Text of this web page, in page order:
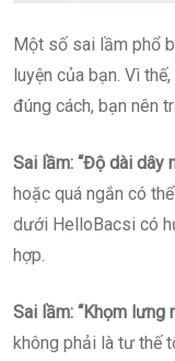
Một số sai lầm phổ
luyện của bạn. Vì
đúng cách, bạn nên
Sai lầm: “Độ dài dây
hoặc quá ngắn có
dưới HelloBacsi có
hợp.
Sai lầm: “Khọm lưng
không phải là tư thế